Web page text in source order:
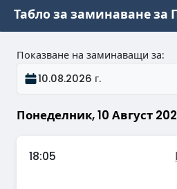
Табло за заминаване за
Понеделник, 10 Август
Показване на заминаващи за:
10.08.2026 г.
18:05